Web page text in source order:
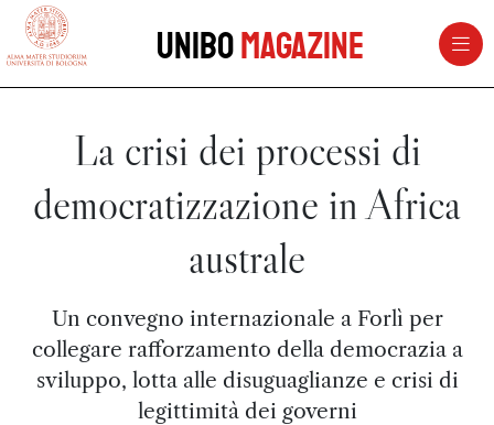
vai al contenuto della pagina
UniboMagazine
La crisi dei processi di
democratizzazione in Africa
australe
Un convegno internazionale a Forlì per
collegare rafforzamento della democrazia a
sviluppo, lotta alle disuguaglianze e crisi di
legittimità dei governi